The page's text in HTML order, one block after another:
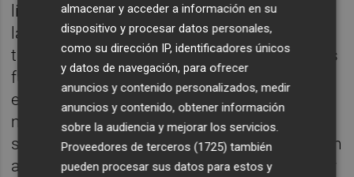
línea de costa tierra adentro. "Está en juego
la estabilidad de muchas viviendas y del
turismo de sol y playa, una de las principales
fuentes de ingresos y de generación de
empleo para Borriana y otros muchos
municipios de Castellón", apunta el
secretario general local,Vicent Aparisi
, quien
asegura que "cada vez son más frecuentes y
almacenar y acceder a información en su
dispositivo y procesar datos personales,
como su dirección IP, identificadores únicos
y datos de navegación, para ofrecer
anuncios y contenido personalizados, medir
anuncios y contenido, obtener información
sobre la audiencia y mejorar los servicios.
Proveedores de terceros (1725) también
pueden procesar sus datos para estos y